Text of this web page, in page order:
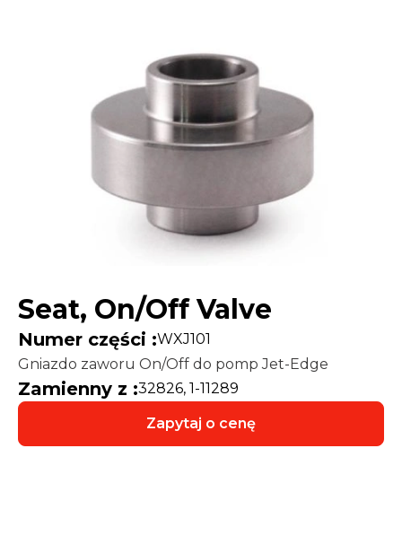
Seat, On/Off Valve
Numer części :WXJ101
Gniazdo zaworu On/Off do pomp Jet-Edge
Zamienny z :32826, 1-11289
Zapytaj o cenę